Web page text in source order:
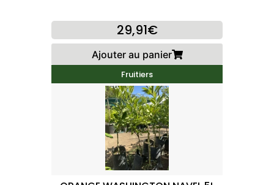
29,91€
Ajouter au panier
Fruitiers